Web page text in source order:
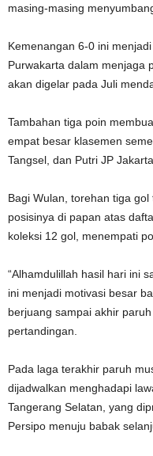
masing-masing
‎Kemenangan 6-0 ini
Purwakarta dalam menjaga
akan digelar pada Juli
‎Tambahan tiga poin
empat besar klasemen
Tangsel, dan Putri JP Jakarta.
‎Bagi Wulan, torehan tiga
posisinya di papan atas
koleksi 12 gol, menempati
‎“Alhamdulillah hasil hari ini
ini menjadi motivasi besar
berjuang sampai akhir
pertandingan.
‎Pada laga terakhir paruh
dijadwalkan menghadapi
Tangerang Selatan, yang
Persipo menuju babak